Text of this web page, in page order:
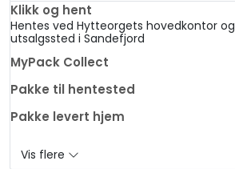
Klikk og hent
Hentes ved Hytteorgets hovedkontor og
utsalgssted i Sandefjord
MyPack Collect
Pakke til hentested
Pakke levert hjem
Vis flere